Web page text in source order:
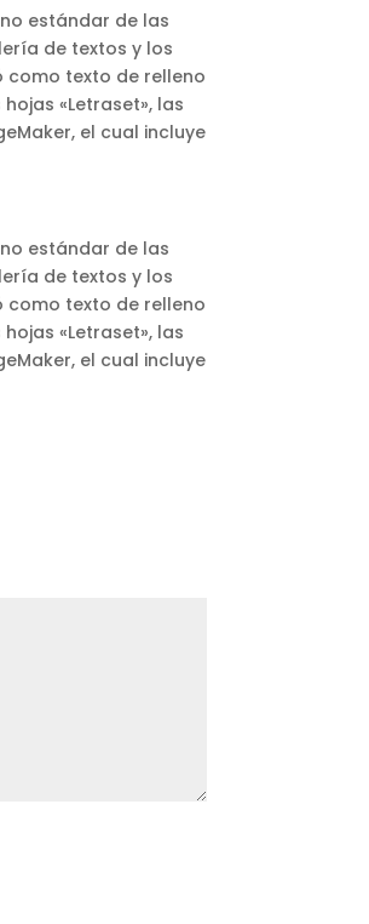
estándar de las
de textos y los
como texto de relleno
«Letraset», las
el cual incluye
estándar de las
de textos y los
como texto de relleno
«Letraset», las
el cual incluye